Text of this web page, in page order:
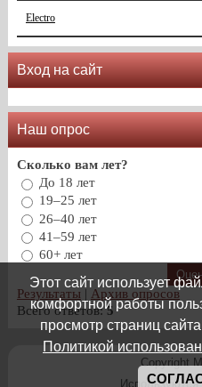
Electro
Вход на сайт
Наш опрос
Сколько вам лет?
До 18 лет
19–25 лет
26–40 лет
41–59 лет
60+ лет
Результаты | Архив опросов
Всего ответов:5
Copyright
Используются
Этот сайт использует
комфортной работы
просмотр страниц
Политикой